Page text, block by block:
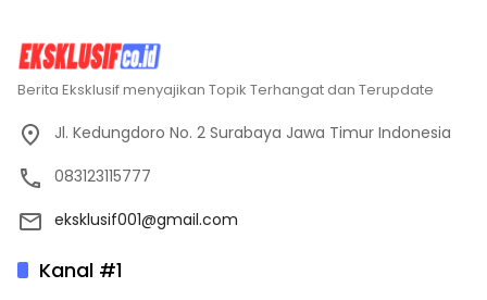
Berita Eksklusif menyajikan Topik Terhangat dan Terupdate
Jl. Kedungdoro No. 2 Surabaya Jawa Timur Indonesia
083123115777
eksklusif001@gmail.com
Kanal #1